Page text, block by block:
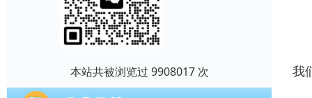
本站共被浏览过 9908017 次 我